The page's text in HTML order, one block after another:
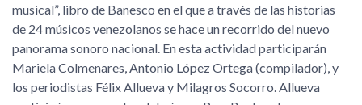
musical , libro de Banesco en el que a través de las historias
de 24 músicos venezolanos se hace un recorrido del nuevo
panorama sonoro nacional. En esta actividad participarán
Mariela Colmenares, Antonio López Ortega (compilador), y
los periodistas Félix Allueva y Milagros Socorro. Allueva